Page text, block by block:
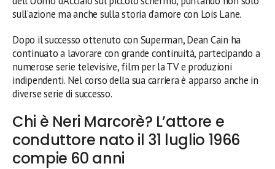
sull’azione ma anche sulla storia d’amore con Lois Lane.
Dopo il successo ottenuto con Superman, Dean Cain ha
continuato a lavorare con grande continuità, partecipando a
numerose serie televisive, film per la TV e produzioni
indipendenti. Nel corso della sua carriera è apparso anche in
diverse serie di successo.
Chi è Neri Marcorè? L’attore e
conduttore nato il 31 luglio 1966
compie 60 anni